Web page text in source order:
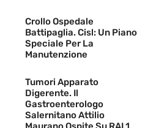
Crollo Ospedale
Battipaglia. Cisl: Un Piano
Speciale Per La
Manutenzione
Tumori Apparato
Digerente. Il
Gastroenterologo
Salernitano Attilio